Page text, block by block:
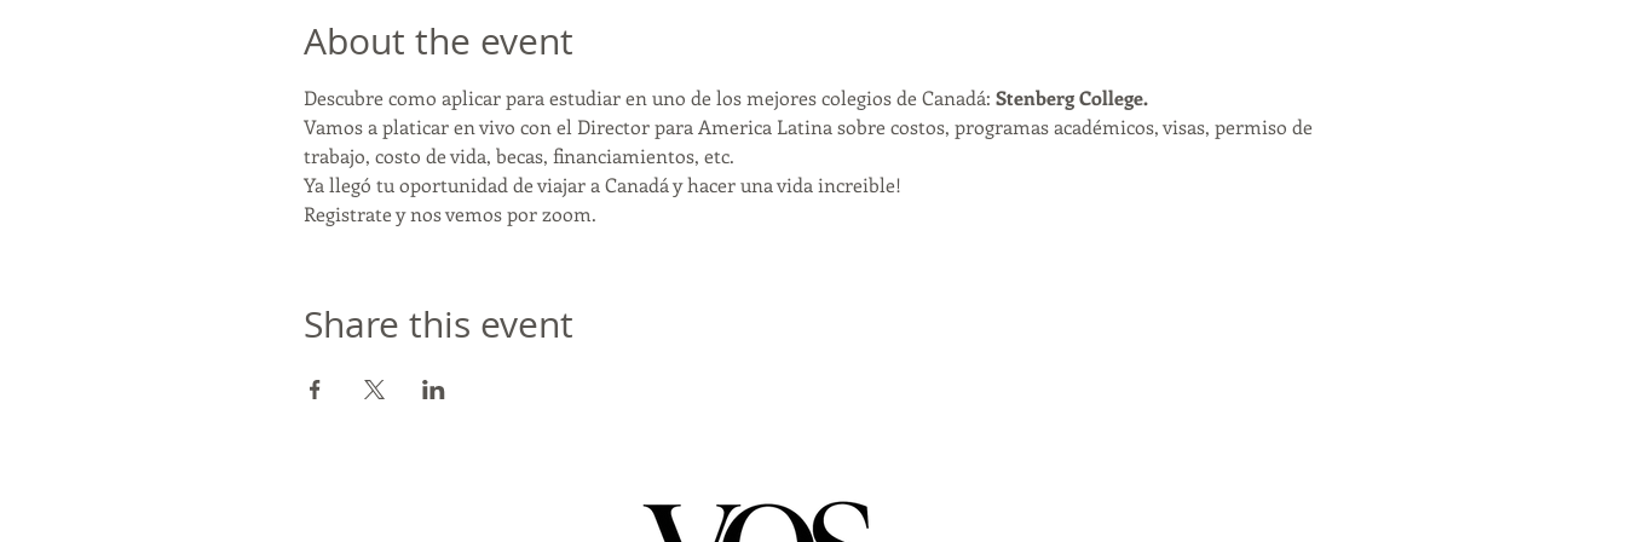
About the event
Descubre como aplicar para estudiar en uno de los mejores colegios de Canadá: Stenberg College.
Vamos a platicar en vivo con el Director para America Latina sobre costos, programas académicos, visas, permiso de
trabajo, costo de vida, becas, financiamientos, etc.
Ya llegó tu oportunidad de viajar a Canadá y hacer una vida increible!
Registrate y nos vemos por zoom.
Share this event